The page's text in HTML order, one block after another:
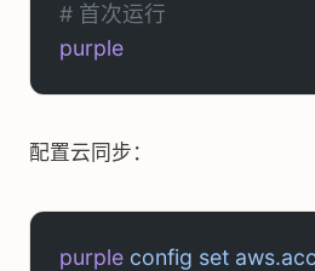
# 首次运行
purple
配置云同步：
purple config set